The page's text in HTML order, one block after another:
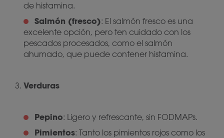
de histamina.
Salmón (fresco): El salmón fresco es una
excelente opción, pero ten cuidado con los
pescados procesados, como el salmón
ahumado, que puede contener histamina.
Verduras
Pepino: Ligero y refrescante, sin FODMAPs.
Pimientos: Tanto los pimientos rojos como los